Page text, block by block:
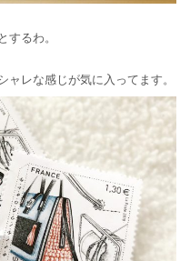
るわ。
レな感じが気に入ってます。